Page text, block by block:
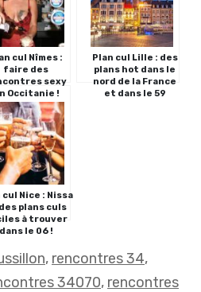
cul Nîmes :
faire des
sexy
Occitanie !
Plan cul Lille : des
plans hot dans le
nord de la France
et dans le 59
cul Nice : Nissa
plans culs
à trouver
dans le 06 !
, rencontres 34,
34070, rencontres